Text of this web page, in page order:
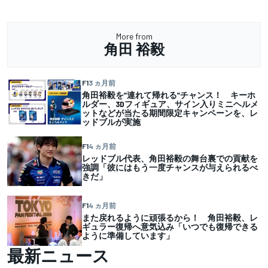
More from
角田 裕毅
F13 ヵ月前
角田裕毅を”連れて帰れる”チャンス！ キーホ
ルダー、3Dフィギュア、サイン入りミニヘルメ
ットなどが当たる期間限定キャンペーンを、レ
ッドブルが実施
F14 ヵ月前
レッドブル代表、角田裕毅の舞台裏での貢献を
強調「彼にはもう一度チャンスが与えられるべ
きだ」
F14 ヵ月前
また戻れるように頑張るから！ 角田裕毅、レ
ギュラー復帰へ意気込み「いつでも復帰できる
ように準備しています」
最新ニュース